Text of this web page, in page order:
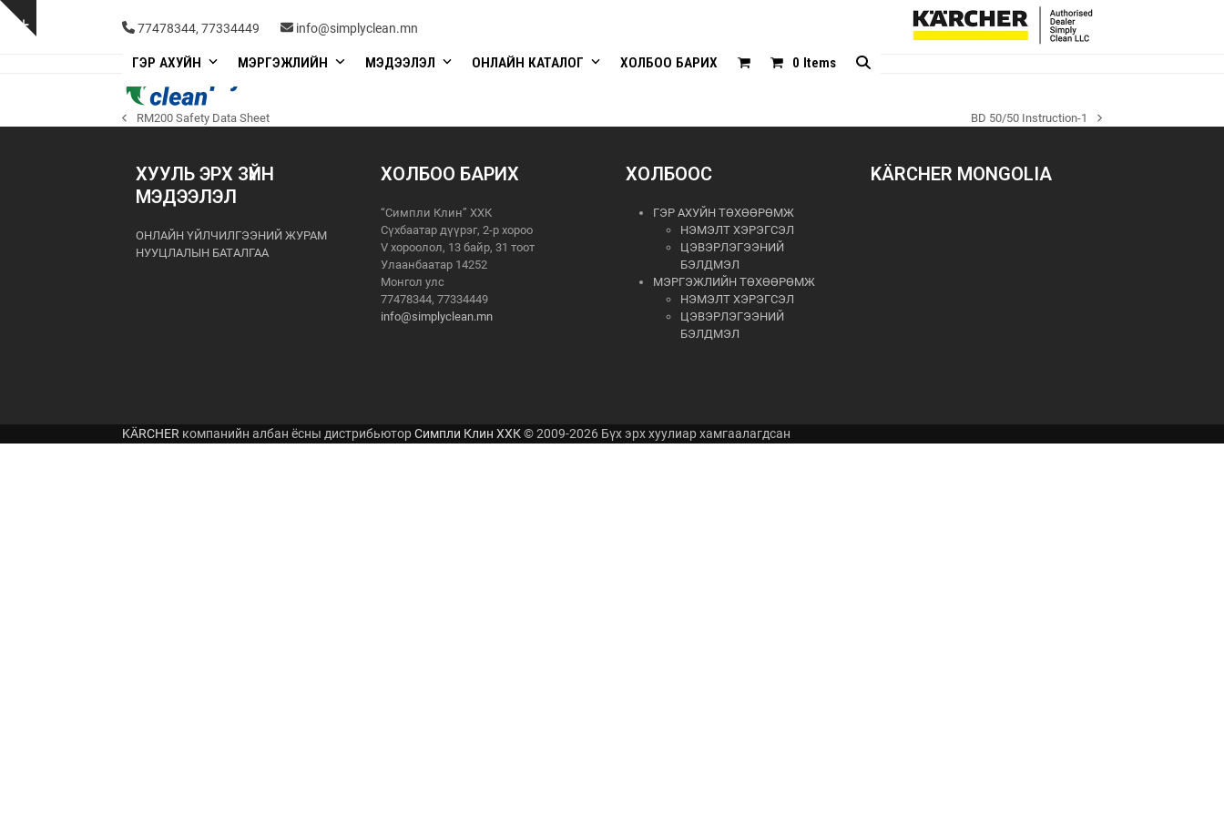
Skip
Show
77478344, 77334449 info@simplyclean.mn
ГЭР АХУЙН МЭРГЭЖЛИЙН МЭДЭЭЛЭЛ ОНЛАЙН КАТАЛОГ ХОЛБОО БАРИХ 0 Items
previous
RM200 Safety Data Sheet
next
BD 50/50 Instruction-1
ХУУЛЬ ЭРХ ЗҮЙН
МЭДЭЭЛЭЛ
ОНЛАЙН ҮЙЛЧИЛГЭЭНИЙ ЖУРАМ
НУУЦЛАЛЫН БАТАЛГАА
ХОЛБОО БАРИХ
“Симпли Клин” ХХК
Сүхбаатар дүүрэг, 2-р хороо
V хороолол, 13 байр, 31 тоот
Улаанбаатар 14252
Монгол улс
77478344, 77334449
info@simplyclean.mn
ХОЛБООС
ГЭР АХУЙН ТӨХӨӨРӨМЖ
НЭМЭЛТ ХЭРЭГСЭЛ
ЦЭВЭРЛЭГЭЭНИЙ
БЭЛДМЭЛ
МЭРГЭЖЛИЙН ТӨХӨӨРӨМЖ
НЭМЭЛТ ХЭРЭГСЭЛ
ЦЭВЭРЛЭГЭЭНИЙ
БЭЛДМЭЛ
KÄRCHER MONGOLIA
KÄRCHER компанийн албан ёсны дистрибьюторСимпли Клин ХХК© 2009-2026 Бүх эрх хуулиар хамгаалагдсан